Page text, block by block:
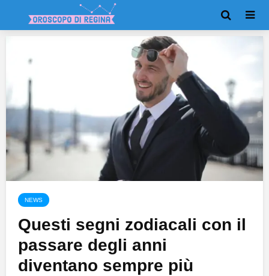
NEWS
Questi segni zodiacali con il
passare degli anni
diventano sempre più